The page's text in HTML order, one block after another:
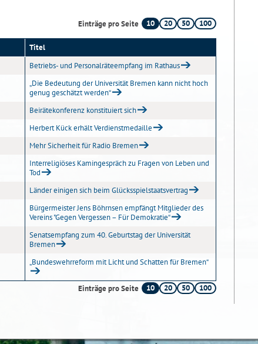
Einträge pro Seite 10 20 50 100
Titel
Betriebs- und Personalräteempfang im Rathaus
„Die Bedeutung der Universität Bremen kann nicht hoch
genug geschätzt werden“
Beirätekonferenz konstituiert sich
Herbert Kück erhält Verdienstmedaille
Mehr Sicherheit für Radio Bremen
Interreligiöses Kamingespräch zu Fragen von Leben und
Tod
Länder einigen sich beim Glücksspielstaatsvertrag
Bürgermeister Jens Böhrnsen empfängt Mitglieder des
Vereins "Gegen Vergessen – Für Demokratie“
Senatsempfang zum 40. Geburtstag der Universität
Bremen
„Bundeswehrreform mit Licht und Schatten für Bremen“
Einträge pro Seite 10 20 50 100